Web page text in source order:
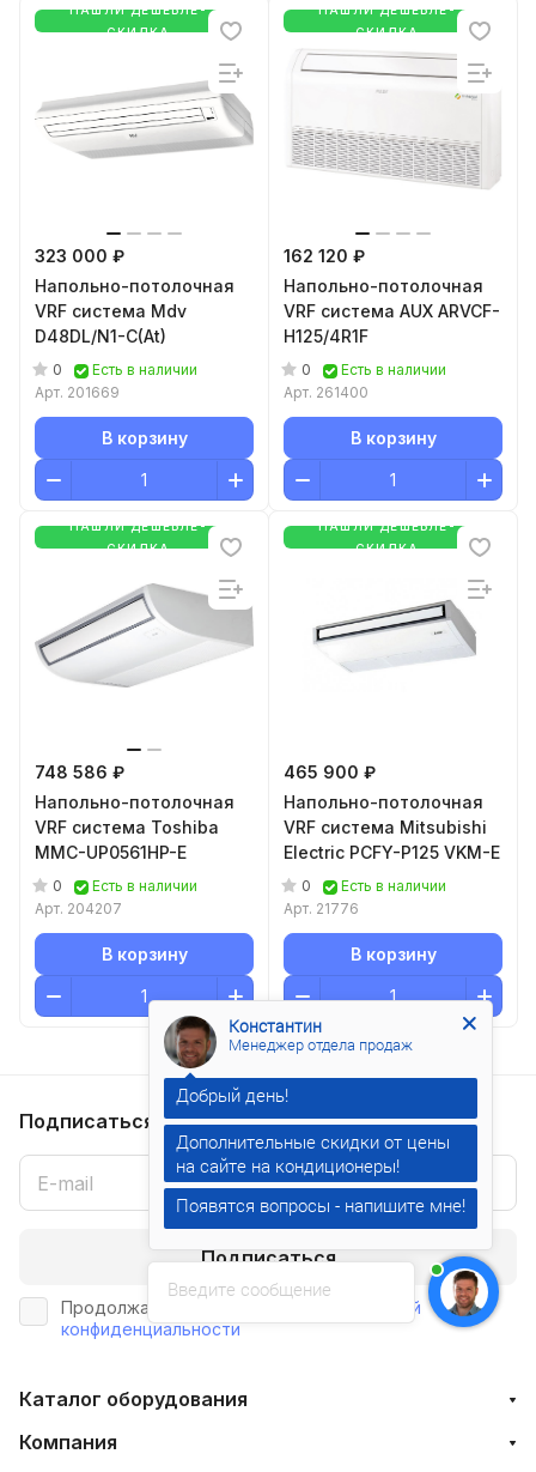
НАШЛИ ДЕШЕВЛЕ-
СКИДКА
323 000 ₽
Напольно-потолочная
VRF система Mdv
D48DL/N1-C(At)
0
Есть в наличии
Арт. 201669
В корзину
НАШЛИ ДЕШЕВЛЕ-
СКИДКА
162 120 ₽
Напольно-потолочная
VRF система AUX ARVCF-
H125/4R1F
0
Есть в наличии
Арт. 261400
В корзину
НАШЛИ ДЕШЕВЛЕ-
СКИДКА
748 586 ₽
Напольно-потолочная
VRF система Toshiba
MMC-UP0561HP-E
0
Есть в наличии
Арт. 204207
В корзину
НАШЛИ ДЕШЕВЛЕ-
СКИДКА
465 900 ₽
Напольно-потолочная
VRF система Mitsubishi
Electric PCFY-P125 VKM-E
0
Есть в наличии
Арт. 21776
В корзину
Подписаться на новости и акции
Подписаться
Продолжая, вы соглашаетесь с
политикой
конфиденциальности
Каталог оборудования
Компания
Введите сообщение
Константин
Менеджер отдела продаж
Добрый день!
Дополнительные скидки от цены
на сайте на кондиционеры!
Появятся вопросы - напишите мне!